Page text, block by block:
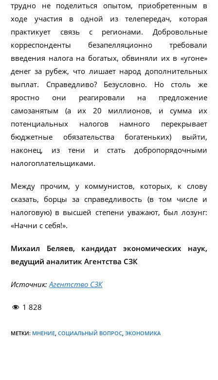
трудно не поделиться опытом, приобретенным в
ходе участия в одной из телепередач, которая
практикует связь с регионами. Добровольные
корреспонденты безапелляционно требовали
введения налога на богатых, обвиняли их в «угоне»
денег за рубеж, что лишает народ дополнительных
выплат. Справедливо? Безусловно. Но столь же
яростно они реагировали на предложение
самозанятым (а их 20 миллионов, и сумма их
потенциальных налогов намного перекрывает
бюджетные обязательства богатеньких) выйти,
наконец, из тени и стать добропорядочными
налогоплательщиками.
Между прочим, у коммунистов, которых, к слову
сказать, борцы за справедливость (в том числе и
налоговую) в высшей степени уважают, был лозунг:
«Начни с себя!».
Михаил Беляев, кандидат экономических наук,
ведущий аналитик Агентства СЗК
Источник:Агентство СЗК
1 828
МЕТКИ: МНЕНИЕ, СОЦИАЛЬНЫЙ ВОПРОС, ЭКОНОМИКА